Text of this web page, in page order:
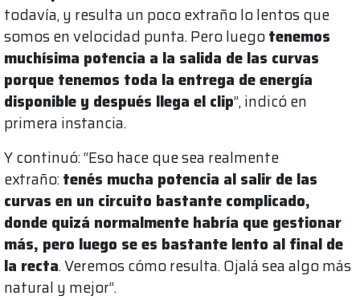
todavía, y resulta un poco extraño lo lentos que
somos en velocidad punta. Pero luegotenemos
muchísima potencia a la salida de las curvas
porque tenemos toda la entrega de energía
disponible y después llega el clip”, indicó en
primera instancia.
Y continuó: “Eso hace que sea realmente
extraño:tenés mucha potencia al salir de las
curvas en un circuito bastante complicado,
donde quizá normalmente habría que gestionar
más, pero luego se es bastante lento al final de
la recta. Veremos cómo resulta. Ojalá sea algo más
natural y mejor”.